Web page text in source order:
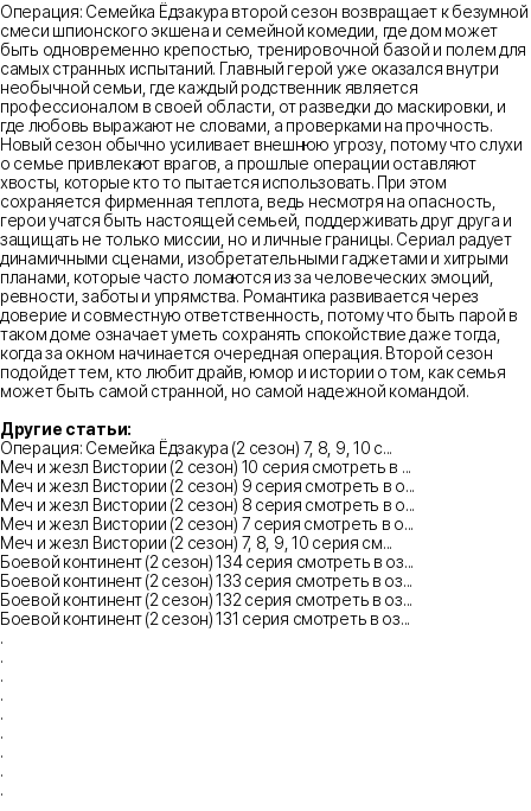
Операция: Семейка Ёдзакура второй сезон возвращает к безумной
смеси шпионского экшена и семейной комедии, где дом может
быть одновременно крепостью, тренировочной базой и полем для
самых странных испытаний. Главный герой уже оказался внутри
необычной семьи, где каждый родственник является
профессионалом в своей области, от разведки до маскировки, и
где любовь выражают не словами, а проверками на прочность.
Новый сезон обычно усиливает внешнюю угрозу, потому что слухи
о семье привлекают врагов, а прошлые операции оставляют
хвосты, которые кто то пытается использовать. При этом
сохраняется фирменная теплота, ведь несмотря на опасность,
герои учатся быть настоящей семьей, поддерживать друг друга и
защищать не только миссии, но и личные границы. Сериал радует
динамичными сценами, изобретательными гаджетами и хитрыми
планами, которые часто ломаются из за человеческих эмоций,
ревности, заботы и упрямства. Романтика развивается через
доверие и совместную ответственность, потому что быть парой в
таком доме означает уметь сохранять спокойствие даже тогда,
когда за окном начинается очередная операция. Второй сезон
подойдет тем, кто любит драйв, юмор и истории о том, как семья
может быть самой странной, но самой надежной командой.
Другие статьи:
Операция: Семейка Ёдзакура (2 сезон) 7, 8, 9, 10 с...
Меч и жезл Вистории (2 сезон) 10 серия смотреть в ...
Меч и жезл Вистории (2 сезон) 9 серия смотреть в о...
Меч и жезл Вистории (2 сезон) 8 серия смотреть в о...
Меч и жезл Вистории (2 сезон) 7 серия смотреть в о...
Меч и жезл Вистории (2 сезон) 7, 8, 9, 10 серия см...
Боевой континент (2 сезон) 134 серия смотреть в оз...
Боевой континент (2 сезон) 133 серия смотреть в оз...
Боевой континент (2 сезон) 132 серия смотреть в оз...
Боевой континент (2 сезон) 131 серия смотреть в оз...
.
.
.
.
.
.
.
.
.